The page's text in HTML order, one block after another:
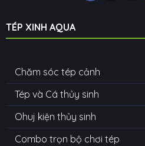
TÉP XINH AQUA
Chăm sóc tép cảnh
Tép và Cá thủy sinh
Ohuj kiện thủy sinh
Combo trọn bộ chơi tép